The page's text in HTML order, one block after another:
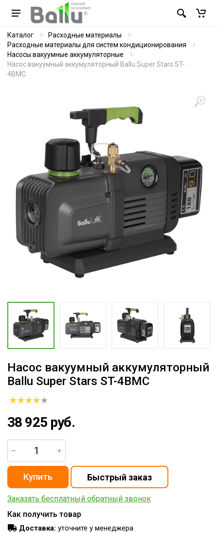
Каталог
Расходные материалы
Расходные материалы для систем кондиционирования
Насосы вакуумные аккумуляторные
Насос вакуумный аккумуляторный Ballu Super Stars ST-
4BMC
Насос вакуумный аккумуляторный
Ballu Super Stars ST-4BMC
38 925 руб.
Заказать бесплатный обратный звонок
Как получить товар
Доставка: уточните у менеджера